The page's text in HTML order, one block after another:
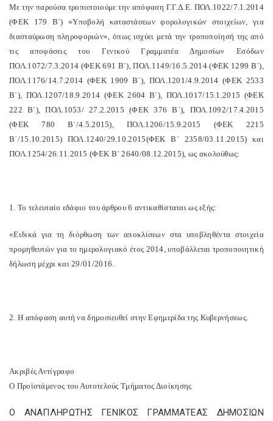
Με την παρούσα τροποποιούμε την απόφαση Γ.Γ.Δ.Ε. ΠΟΛ.1022/7.1.2014
(ΦΕΚ 179 Β΄) «Υποβολή καταστάσεων φορολογικών στοιχείων, για
διασταύρωση πληροφοριών», όπως ισχύει μετά την τροποποίησή της από
τις αποφάσεις του Γενικού Γραμματέα Δημοσίων Εσόδων
ΠΟΛ.1072/7.3.2014 (ΦΕΚ 691 Β΄), ΠΟΛ.1149/16.5.2014 (ΦΕΚ 1299 Β΄),
ΠΟΛ.1176/14.7.2014 (ΦΕΚ 1909 Β΄), ΠΟΛ.1201/4.9.2014 (ΦΕΚ 2533
Β΄), ΠΟΛ.1207/18.9.2014 (ΦΕΚ 2604 Β΄), ΠΟΛ.1017/15.1.2015 (ΦΕΚ
222 Β΄), ΠΟΛ.1053/ 27.2.2015 (ΦΕΚ 376 Β΄), ΠΟΛ.1092/17.4.2015
(ΦΕΚ 780 Β΄/4.5.2015), ΠΟΛ.1206/15.9.2015 (ΦΕΚ 2215
Β΄/15.10.2015) ΠΟΛ.1240/29.10.2015(ΦΕΚ Β΄ 2358/03.11.2015) και
ΠΟΛ.1254/26.11.2015 (ΦΕΚ Β΄ 2640/08.12.2015), ως ακολούθως:
1. Το τελευταίο εδάφιο του άρθρου 6 αντικαθίσταται ως εξής:
«Ειδικά για τη διόρθωση των αποκλίσεων στα υποβληθέντα στοιχεία
προμηθευτών για το ημερολογιακό έτος 2014, υποβάλλεται τροποποιητική
δήλωση μέχρι και 29/01/2016.
2. Η απόφαση αυτή να δημοσιευθεί στην Εφημερίδα της Κυβερνήσεως.
Ακριβές Αντίγραφο
Ο Προϊστάμενος του Αυτοτελούς Τμήματος Διοίκησης
Ο ΑΝΑΠΛΗΡΩΤΗΣ ΓΕΝΙΚΟΣ ΓΡΑΜΜΑΤΕΑΣ ΔΗΜΟΣΙΩΝ